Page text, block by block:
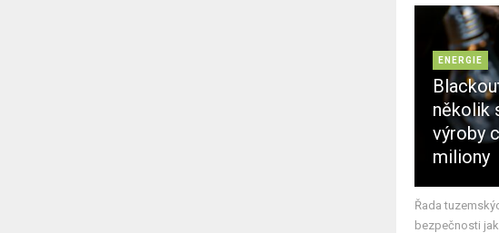
ENERGIE
několik
výroby
miliony
Řada
bezpečnosti